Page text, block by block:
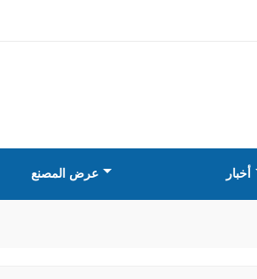
عرض المصنع أخبار